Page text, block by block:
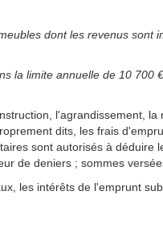
dont les revenus sont
la limite annuelle de 10 700
l'agrandissement,
dits, les frais
sont autorisés à déduire
de deniers ; sommes
les intérêts de l'emprunt